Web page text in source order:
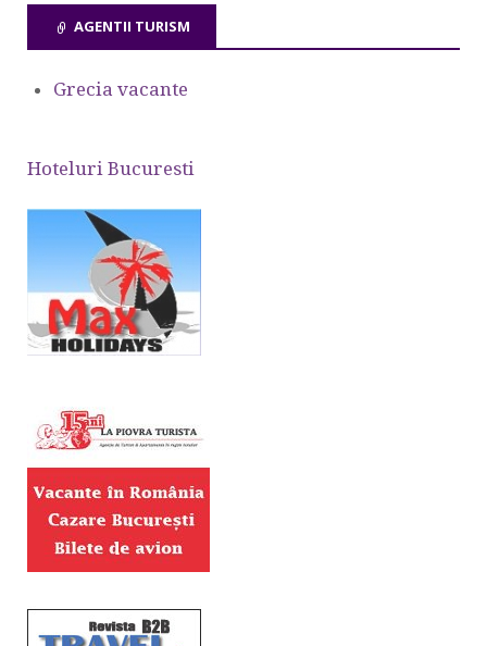
AGENTII TURISM
Grecia vacante
Hoteluri Bucuresti